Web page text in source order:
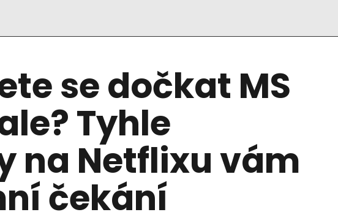
se dočkat MS
Tyhle
na Netflixu vám
čekání